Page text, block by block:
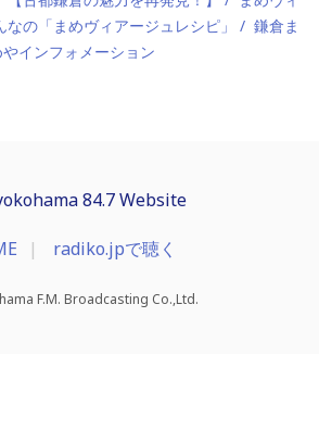
なの「まめヴィアージュレシピ」
鎌倉ま
インフォメーション
84.7 Website
radiko.jpで聴く
F.M. Broadcasting Co.,Ltd.